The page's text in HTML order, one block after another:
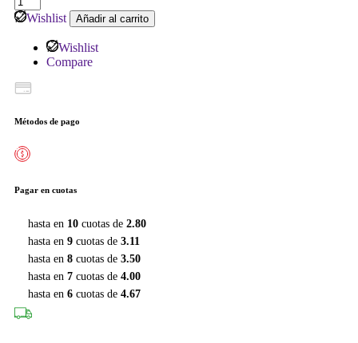
Wishlist Añadir al carrito
Wishlist
Compare
Métodos de pago
Pagar en cuotas
hasta en 10 cuotas de 2.80
hasta en 9 cuotas de 3.11
hasta en 8 cuotas de 3.50
hasta en 7 cuotas de 4.00
hasta en 6 cuotas de 4.67